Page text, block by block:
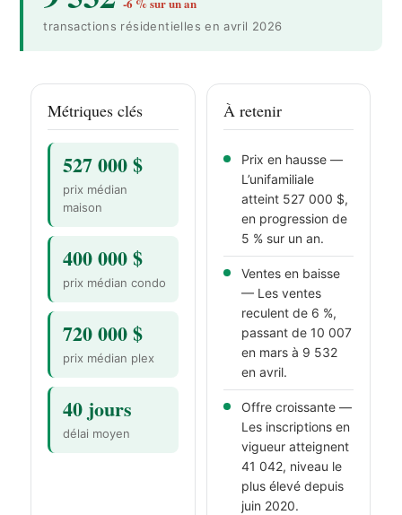
transactions résidentielles en avril 2026
Métriques clés
527 000 $
prix médian
maison
400 000 $
prix médian condo
720 000 $
prix médian plex
40 jours
délai moyen
À retenir
Prix en hausse —
L’unifamiliale
atteint 527 000 $,
en progression de
5 % sur un an.
Ventes en baisse
— Les ventes
reculent de 6 %,
passant de 10 007
en mars à 9 532
en avril.
Offre croissante —
Les inscriptions en
vigueur atteignent
41 042, niveau le
plus élevé depuis
juin 2020.